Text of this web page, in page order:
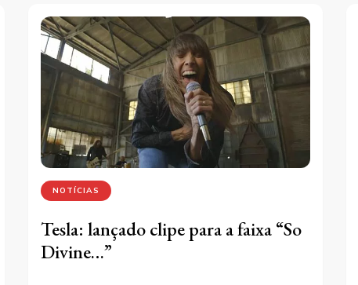
NOTÍCIAS
Tesla: lançado clipe para a faixa “So
Divine…”